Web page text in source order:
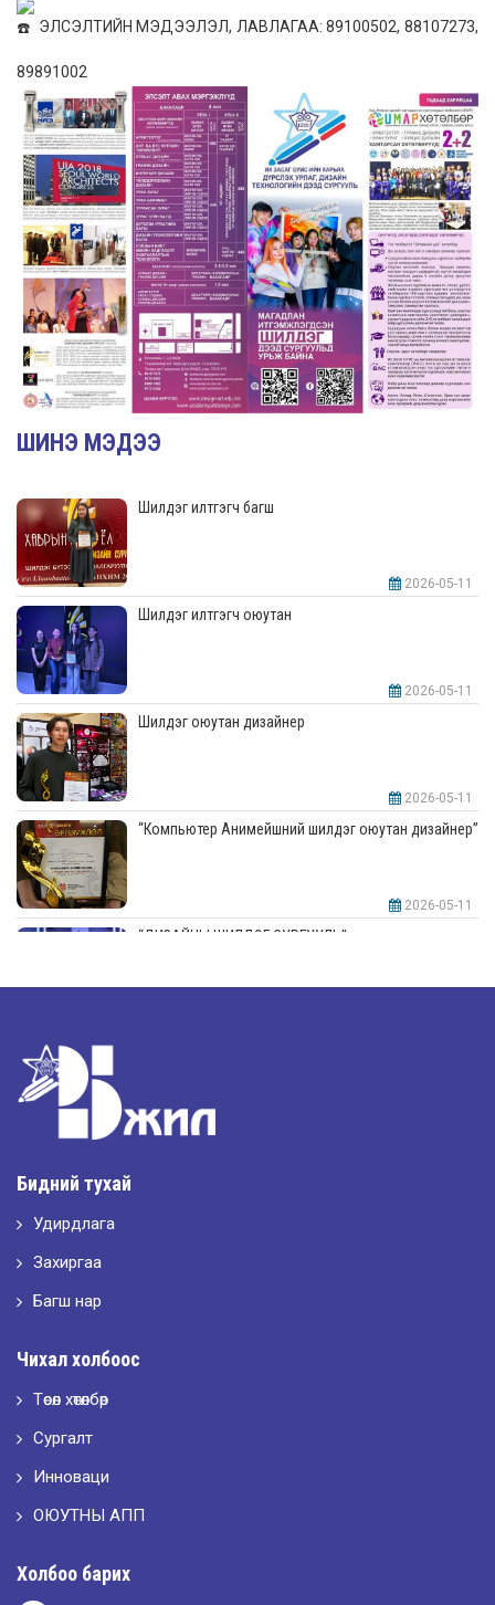
ЭЛСЭЛТИЙН МЭДЭЭЛЭЛ, ЛАВЛАГАА: 89100502, 88107273,
89891002
ШИНЭ МЭДЭЭ
Шилдэг илтгэгч багш
2026-05-11
Шилдэг илтгэгч оюутан
2026-05-11
Шилдэг оюутан дизайнер
2026-05-11
“Компьютер Анимейшний шилдэг оюутан дизайнер”
2026-05-11
“ДИЗАЙНЫ ШИЛДЭГ СУРГУУЛЬ”-аар шалгарлаа
“ХҮСЛЭН 2026” хувцас загварын улсын уралдаан,
Бидний тухай
Удирдлага
Захиргаа
Багш нар
Чихал холбоос
Төсөл хөтөлбөр
Сургалт
Инноваци
ОЮУТНЫ АПП
Холбоо барих